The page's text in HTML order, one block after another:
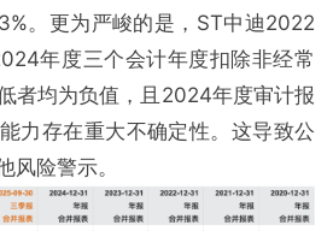
。更为严峻的是，ST中迪2022
年度三个会计年度扣除非经常
者均为负值，且2024年度审计报
力存在重大不确定性。这导致公
风险警示。